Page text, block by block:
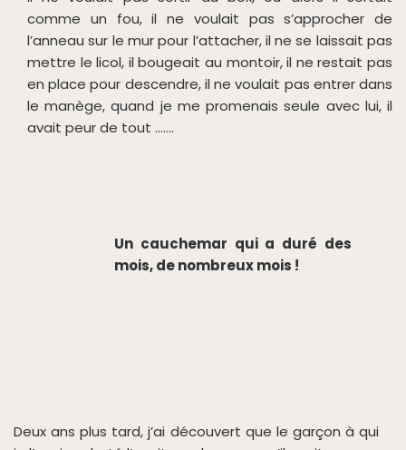
comme un fou, il ne voulait pas s’approcher de
l’anneau sur le mur pour l’attacher, il ne se laissait pas
mettre le licol, il bougeait au montoir, il ne restait pas
en place pour descendre, il ne voulait pas entrer dans
le manège, quand je me promenais seule avec lui, il
avait peur de tout …….
Un cauchemar qui a duré des
mois, de nombreux mois !
Deux ans plus tard, j’ai découvert que le garçon à qui